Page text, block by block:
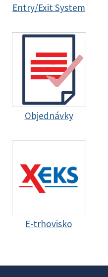
Entry/Exit System
Objednávky
E-trhovisko